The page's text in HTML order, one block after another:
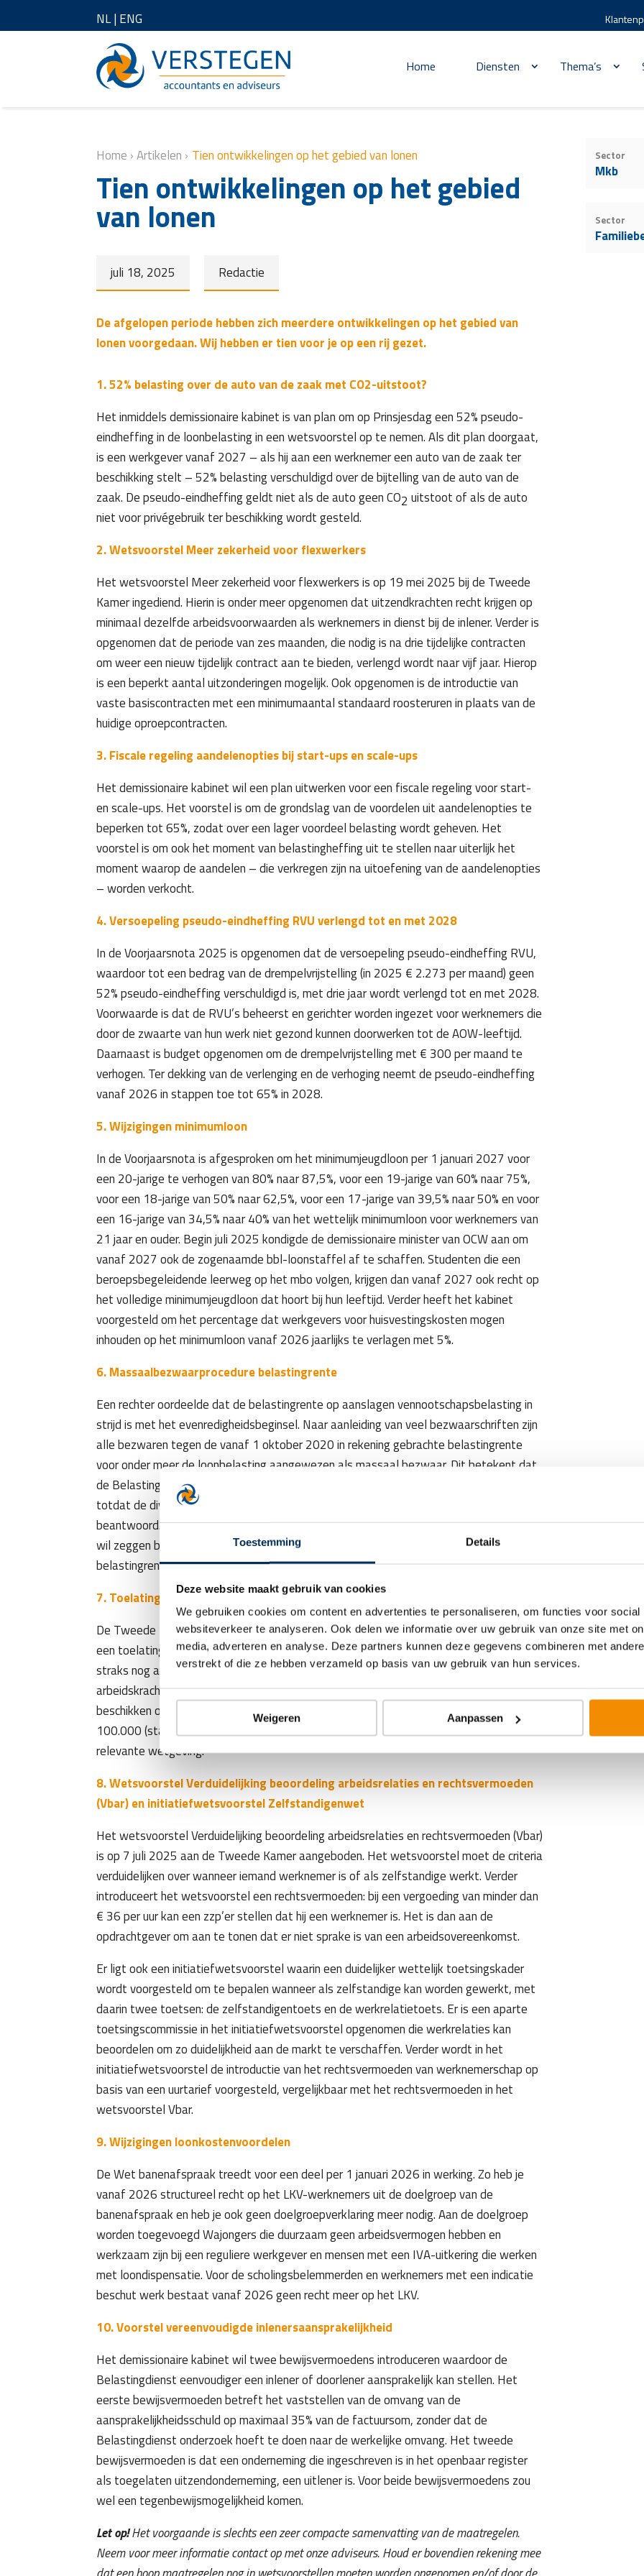
Toestemming Details
Deze website maakt gebruik van cookies
We gebruiken cookies om content en advertenties te personaliseren, om functies voor
websiteverkeer te analyseren. Ook delen we informatie over uw gebruik van onze site met
media, adverteren en analyse. Deze partners kunnen deze gegevens combineren met
verstrekt of die ze hebben verzameld op basis van uw gebruik van hun services.
Weigeren Aanpassen
NL| ENG
Home Diensten Thema’s
Home ›Artikelen › Tien ontwikkelingen op het gebied van lonen
Tien ontwikkelingen op het gebied
van lonen
juli 18, 2025 Redactie
De afgelopen periode hebben zich meerdere ontwikkelingen op het gebied van
lonen voorgedaan. Wij hebben er tien voor je op een rij gezet.
1. 52% belasting over de auto van de zaak met CO2-uitstoot?
Het inmiddels demissionaire kabinet is van plan om op Prinsjesdag een 52% pseudo-
eindheffing in de loonbelasting in een wetsvoorstel op te nemen. Als dit plan doorgaat,
is een werkgever vanaf 2027 – als hij aan een werknemer een auto van de zaak ter
beschikking stelt – 52% belasting verschuldigd over de bijtelling van de auto van de
zaak. De pseudo-eindheffing geldt niet als de auto geen CO2 uitstoot of als de auto
niet voor privégebruik ter beschikking wordt gesteld.
2. Wetsvoorstel Meer zekerheid voor flexwerkers
Het wetsvoorstel Meer zekerheid voor flexwerkers is op 19 mei 2025 bij de Tweede
Kamer ingediend. Hierin is onder meer opgenomen dat uitzendkrachten recht krijgen op
minimaal dezelfde arbeidsvoorwaarden als werknemers in dienst bij de inlener. Verder is
opgenomen dat de periode van zes maanden, die nodig is na drie tijdelijke contracten
om weer een nieuw tijdelijk contract aan te bieden, verlengd wordt naar vijf jaar. Hierop
is een beperkt aantal uitzonderingen mogelijk. Ook opgenomen is de introductie van
vaste basiscontracten met een minimumaantal standaard roosteruren in plaats van de
huidige oproepcontracten.
3. Fiscale regeling aandelenopties bij start-ups en scale-ups
Het demissionaire kabinet wil een plan uitwerken voor een fiscale regeling voor start-
en scale-ups. Het voorstel is om de grondslag van de voordelen uit aandelenopties te
beperken tot 65%, zodat over een lager voordeel belasting wordt geheven. Het
voorstel is om ook het moment van belastingheffing uit te stellen naar uiterlijk het
moment waarop de aandelen – die verkregen zijn na uitoefening van de aandelenopties
– worden verkocht.
4. Versoepeling pseudo-eindheffing RVU verlengd tot en met 2028
In de Voorjaarsnota 2025 is opgenomen dat de versoepeling pseudo-eindheffing RVU,
waardoor tot een bedrag van de drempelvrijstelling (in 2025 € 2.273 per maand) geen
52% pseudo-eindheffing verschuldigd is, met drie jaar wordt verlengd tot en met 2028.
Voorwaarde is dat de RVU’s beheerst en gerichter worden ingezet voor werknemers die
door de zwaarte van hun werk niet gezond kunnen doorwerken tot de AOW-leeftijd.
Daarnaast is budget opgenomen om de drempelvrijstelling met € 300 per maand te
verhogen. Ter dekking van de verlenging en de verhoging neemt de pseudo-eindheffing
vanaf 2026 in stappen toe tot 65% in 2028.
5. Wijzigingen minimumloon
In de Voorjaarsnota is afgesproken om het minimumjeugdloon per 1 januari 2027 voor
een 20-jarige te verhogen van 80% naar 87,5%, voor een 19-jarige van 60% naar 75%,
voor een 18-jarige van 50% naar 62,5%, voor een 17-jarige van 39,5% naar 50% en voor
een 16-jarige van 34,5% naar 40% van het wettelijk minimumloon voor werknemers van
21 jaar en ouder. Begin juli 2025 kondigde de demissionaire minister van OCW aan om
vanaf 2027 ook de zogenaamde bbl-loonstaffel af te schaffen. Studenten die een
beroepsbegeleidende leerweg op het mbo volgen, krijgen dan vanaf 2027 ook recht op
het volledige minimumjeugdloon dat hoort bij hun leeftijd. Verder heeft het kabinet
voorgesteld om het percentage dat werkgevers voor huisvestingskosten mogen
inhouden op het minimumloon vanaf 2026 jaarlijks te verlagen met 5%.
6. Massaalbezwaarprocedure belastingrente
Een rechter oordeelde dat de belastingrente op aanslagen vennootschapsbelasting in
strijd is met het evenredigheidsbeginsel. Naar aanleiding van veel bezwaarschriften zijn
alle bezwaren tegen de vanaf 1 oktober 2020 in rekening gebrachte belastingrente
voor onder meer de loonbelasting aangewezen als massaal bezwaar. Dit betekent dat
de Belastingdienst nu nog geen uitspraak doet op deze bezwaren, maar deze aanhoudt
totdat de diverse vragen over de belastingrente in de rechtspraak definitief zijn
beantwoord. Om aan te sluiten bij de massaalbezwaarprocedure moet je wel tijdig, dat
wil zeggen binnen zes weken na dagtekening van de aanslag, bezwaar maken tegen de
belastingrente.
7. Toelatingsstelsel uitzendbureau per 1 januari 2027
De Tweede Kamer heeft een wetsvoorstel aangenomen dat voor uitleners vanaf 2027
een toelatingsstelsel introduceert. Alleen uitleners die toegelaten worden, mogen dan
straks nog arbeidskrachten ter beschikking stellen én inleners mogen alleen nog
arbeidskrachten inhuren via toegelaten uitleners. Uitleners moeten voor toelating
beschikken over een Verklaring Omtrent Gedrag (VOG), moeten een waarborgsom van €
100.000 (starters € 50.000) storten en moeten aantonen dat ze voldoen aan
relevante wetgeving.
8. Wetsvoorstel Verduidelijking beoordeling arbeidsrelaties en rechtsvermoeden
(Vbar) en initiatiefwetsvoorstel Zelfstandigenwet
Het wetsvoorstel Verduidelijking beoordeling arbeidsrelaties en rechtsvermoeden (Vbar)
is op 7 juli 2025 aan de Tweede Kamer aangeboden. Het wetsvoorstel moet de criteria
verduidelijken over wanneer iemand werknemer is of als zelfstandige werkt. Verder
introduceert het wetsvoorstel een rechtsvermoeden: bij een vergoeding van minder dan
€ 36 per uur kan een zzp’er stellen dat hij een werknemer is. Het is dan aan de
opdrachtgever om aan te tonen dat er niet sprake is van een arbeidsovereenkomst.
Er ligt ook een initiatiefwetsvoorstel waarin een duidelijker wettelijk toetsingskader
wordt voorgesteld om te bepalen wanneer als zelfstandige kan worden gewerkt, met
daarin twee toetsen: de zelfstandigentoets en de werkrelatietoets. Er is een aparte
toetsingscommissie in het initiatiefwetsvoorstel opgenomen die werkrelaties kan
beoordelen om zo duidelijkheid aan de markt te verschaffen. Verder wordt in het
initiatiefwetsvoorstel de introductie van het rechtsvermoeden van werknemerschap op
basis van een uurtarief voorgesteld, vergelijkbaar met het rechtsvermoeden in het
wetsvoorstel Vbar.
9. Wijzigingen loonkostenvoordelen
De Wet banenafspraak treedt voor een deel per 1 januari 2026 in werking. Zo heb je
vanaf 2026 structureel recht op het LKV-werknemers uit de doelgroep van de
banenafspraak en heb je ook geen doelgroepverklaring meer nodig. Aan de doelgroep
worden toegevoegd Wajongers die duurzaam geen arbeidsvermogen hebben en
werkzaam zijn bij een reguliere werkgever en mensen met een IVA-uitkering die werken
met loondispensatie. Voor de scholingsbelemmerden en werknemers met een indicatie
beschut werk bestaat vanaf 2026 geen recht meer op het LKV.
10. Voorstel vereenvoudigde inlenersaansprakelijkheid
Het demissionaire kabinet wil twee bewijsvermoedens introduceren waardoor de
Belastingdienst eenvoudiger een inlener of doorlener aansprakelijk kan stellen. Het
eerste bewijsvermoeden betreft het vaststellen van de omvang van de
aansprakelijkheidsschuld op maximaal 35% van de factuursom, zonder dat de
Belastingdienst onderzoek hoeft te doen naar de werkelijke omvang. Het tweede
bewijsvermoeden is dat een onderneming die ingeschreven is in het openbaar register
als toegelaten uitzendonderneming, een uitlener is. Voor beide bewijsvermoedens zou
wel een tegenbewijsmogelijkheid komen.
Let op!Het voorgaande is slechts een zeer compacte samenvatting van de maatregelen.
Neem voor meer informatie contact op met onze adviseurs. Houd er bovendien rekening mee
Sector
Mkb
Sector